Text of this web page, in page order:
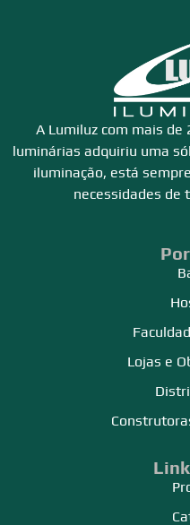
A Lumiluz com mais
luminárias adquiriu uma
iluminação, está
necessidades de
Lojas e